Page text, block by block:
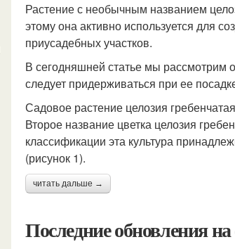
Растение с необычным названием
этому она активно используется для
приусадебных участков.
В сегодняшней статье мы рассмотрим
следует придерживаться при ее
Садовое растение целозия гребенчатая
Второе название цветка целозия
классификации эта культура
(рисунок 1).
читать дальше →
Последние обновления на